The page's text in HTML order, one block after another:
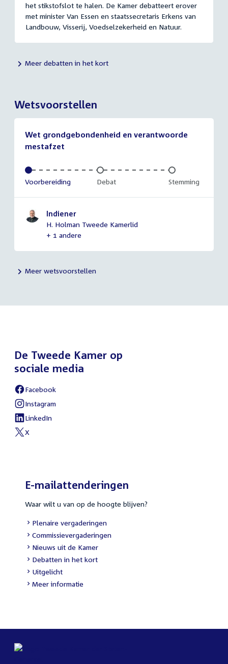
het stikstofslot te halen. De Kamer debatteert erover
met minister Van Essen en staatssecretaris Erkens van
Landbouw, Visserij, Voedselzekerheid en Natuur.
Meer debatten in het kort
Wetsvoorstellen
Wet grondgebondenheid en verantwoorde
mestafzet
Voltooid:
Voorbereiding Onvoltooid:
Debat Onvoltooid:
Stemming
Indiener
H. Holman Tweede Kamerlid
+ 1 andere
Meer wetsvoorstellen
De Tweede Kamer op
sociale media
Facebook
Instagram
LinkedIn
X
E-mailattenderingen
Waar wilt u van op de hoogte blijven?
Plenaire vergaderingen
Commissievergaderingen
Nieuws uit de Kamer
Debatten in het kort
Uitgelicht
Meer informatie